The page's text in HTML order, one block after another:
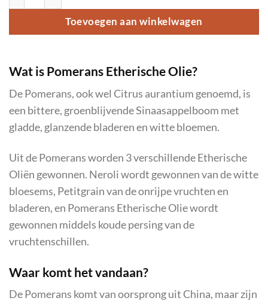
Toevoegen aan winkelwagen
Wat is Pomerans Etherische Olie?
De Pomerans, ook wel Citrus aurantium genoemd, is
een bittere, groenblijvende Sinaasappelboom met
gladde, glanzende bladeren en witte bloemen.
Uit de Pomerans worden 3 verschillende Etherische
Oliën gewonnen. Neroli wordt gewonnen van de witte
bloesems, Petitgrain van de onrijpe vruchten en
bladeren, en Pomerans Etherische Olie wordt
gewonnen middels koude persing van de
vruchtenschillen.
Waar komt het vandaan?
De Pomerans komt van oorsprong uit China, maar zijn